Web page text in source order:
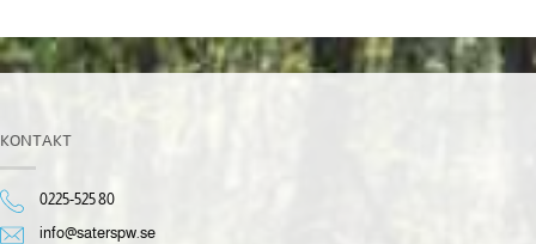
KONTAKT
0225-525 80
info@saterspw.se